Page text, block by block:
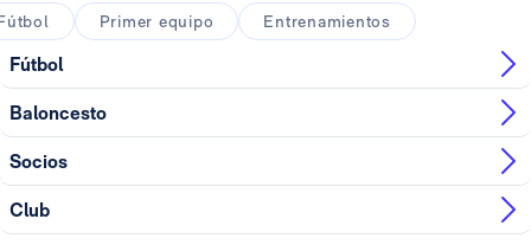
Primer equipo Entrenamientos
Fútbol
Baloncesto
Socios
Club